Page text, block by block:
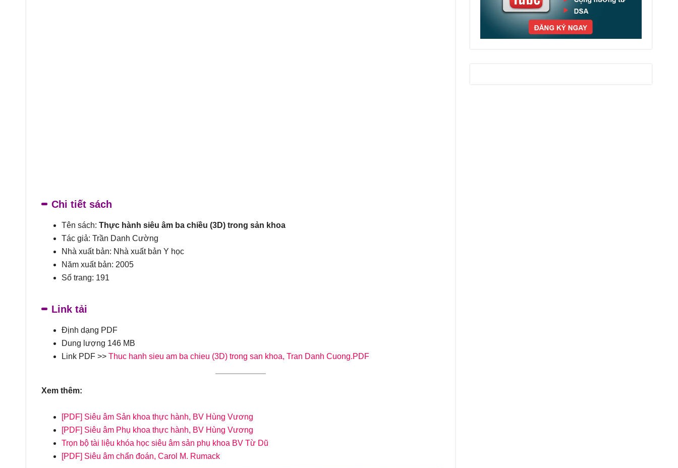
Chi tiết sách
Tên sách: Thực hành siêu âm ba chiều (3D) trong sản khoa
Tác giả: Trần Danh Cường
Nhà xuất bản: Nhà xuất bản Y học
Năm xuất bản: 2005
Số trang: 191
Link tải
Định dạng PDF
Dung lượng 146 MB
Link PDF >> Thuc hanh sieu am ba chieu (3D) trong san khoa, Tran Danh Cuong.PDF
Xem thêm:
[PDF] Siêu âm Sản khoa thực hành, BV Hùng Vương
[PDF] Siêu âm Phụ khoa thực hành, BV Hùng Vương
Trọn bộ tài liệu khóa học siêu âm sản phụ khoa BV Từ Dũ
[PDF] Siêu âm chẩn đoán, Carol M. Rumack